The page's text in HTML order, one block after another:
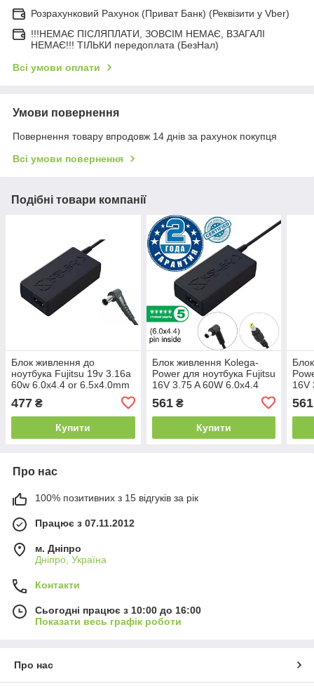
Розрахунковий Рахунок (Приват Банк) (Реквізити у Vber)
!!!НЕМАЄ ПІСЛЯПЛАТИ, ЗОВСІМ НЕМАЄ, ВЗАГАЛІ
НЕМАЄ!!! ТІЛЬКИ передоплата (БезНал)
Всі умови оплати
Умови повернення
Повернення товару впродовж 14 днів за рахунок покупця
Всі умови повернення
Подібні товари компанії
Блок живлення до
ноутбука Fujitsu 19v 3.16a
60w 6.0x4.4 or 6.5x4.0mm
(+pin) (Kolega-Power (A))
12 міс.гар.
477 ₴
Купити
Блок живлення Kolega-
Power для ноутбука Fujitsu
16V 3.75 A 60W 6.0x4.4
561₴
Купити
16V
561
Про нас
100% позитивних з 15 відгуків за рік
Працює з 07.11.2012
м. Дніпро
Дніпро, Україна
Контакти
Сьогодні працює з 10:00 до 16:00
Показати весь графік роботи
Про нас